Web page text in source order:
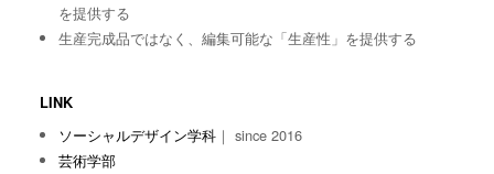
を提供する
生産完成品ではなく、編集可能な「生産性」を提供する
LINK
ソーシャルデザイン学科 ｜ since 2016
芸術学部